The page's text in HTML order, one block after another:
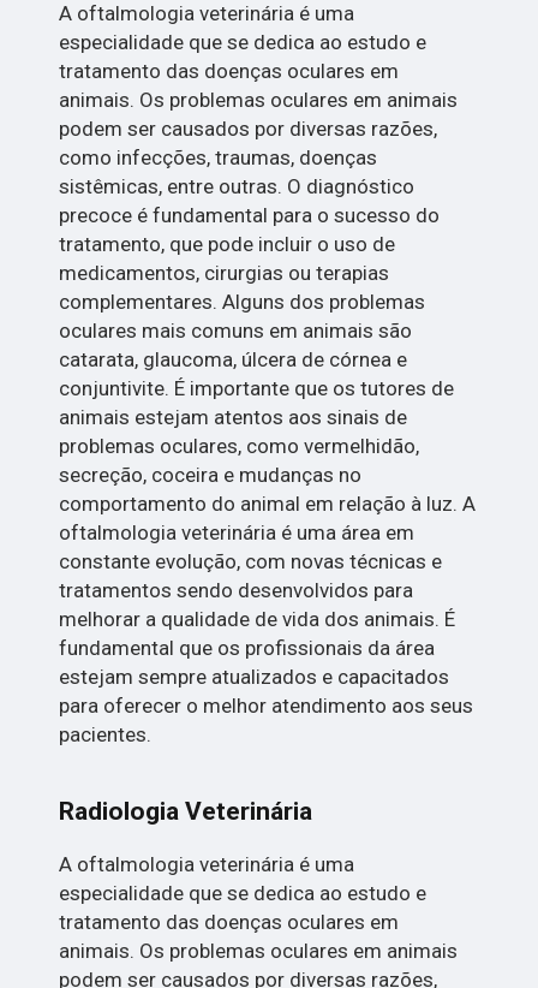
A oftalmologia veterinária é uma
especialidade que se dedica ao estudo e
tratamento das doenças oculares em
animais. Os problemas oculares em animais
podem ser causados por diversas razões,
como infecções, traumas, doenças
sistêmicas, entre outras. O diagnóstico
precoce é fundamental para o sucesso do
tratamento, que pode incluir o uso de
medicamentos, cirurgias ou terapias
complementares. Alguns dos problemas
oculares mais comuns em animais são
catarata, glaucoma, úlcera de córnea e
conjuntivite. É importante que os tutores de
animais estejam atentos aos sinais de
problemas oculares, como vermelhidão,
secreção, coceira e mudanças no
comportamento do animal em relação à luz. A
oftalmologia veterinária é uma área em
constante evolução, com novas técnicas e
tratamentos sendo desenvolvidos para
melhorar a qualidade de vida dos animais. É
fundamental que os profissionais da área
estejam sempre atualizados e capacitados
para oferecer o melhor atendimento aos seus
pacientes.
Radiologia Veterinária
A oftalmologia veterinária é uma
especialidade que se dedica ao estudo e
tratamento das doenças oculares em
animais. Os problemas oculares em animais
podem ser causados por diversas razões,